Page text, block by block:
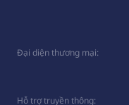
Đại diện thương mại:
Hỗ trợ truyền thông: